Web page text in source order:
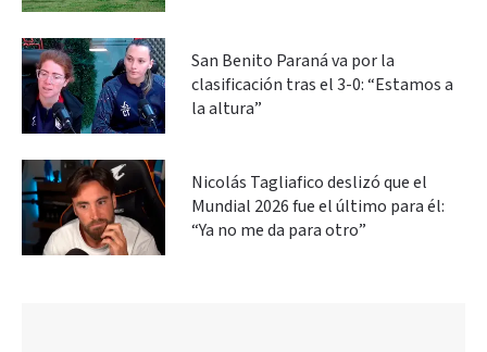
San Benito Paraná va por la
clasificación tras el 3-0: “Estamos a
la altura”
Nicolás Tagliafico deslizó que el
Mundial 2026 fue el último para él:
“Ya no me da para otro”